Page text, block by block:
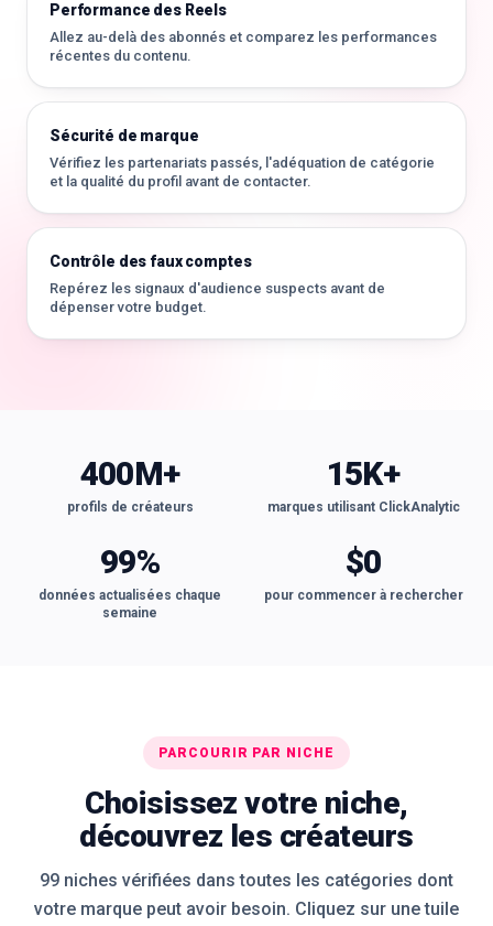
Performance des Reels
Allez au-delà des abonnés et comparez les performances
récentes du contenu.
Sécurité de marque
Vérifiez les partenariats passés, l'adéquation de catégorie
et la qualité du profil avant de contacter.
Contrôle des faux comptes
Repérez les signaux d'audience suspects avant de
dépenser votre budget.
400M+
profils de créateurs
15K+
marques utilisant ClickAnalytic
99%
données actualisées chaque
semaine
$0
pour commencer à rechercher
PARCOURIR PAR NICHE
Choisissez votre niche,
découvrez les créateurs
99 niches vérifiées dans toutes les catégories dont
votre marque peut avoir besoin. Cliquez sur une tuile